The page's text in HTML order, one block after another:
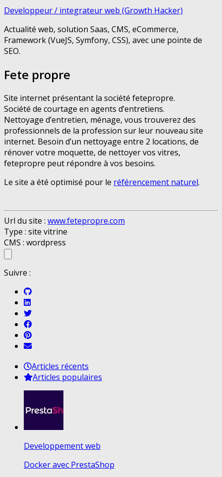
Developpeur / integrateur web (Growth Hacker)
Actualité web, solution Saas, CMS, eCommerce,
Framework (VueJS, Symfony, CSS), avec une pointe de
SEO.
Fete propre
Site internet présentant la société fetepropre.
Société de courtage en agents d’entretiens.
Nettoyage d’entretien, ménage, vous trouverez des
professionnels de la profession sur leur nouveau site
internet. Besoin d’un nettoyage entre 2 locations, de
rénover votre moquette, de nettoyer vos vitres,
fetepropre peut répondre à vos besoins.
Le site a été optimisé pour le référencement naturel.
Url du site : www.fetepropre.com
Type : site vitrine
CMS : wordpress
Suivre :
Articles récents
Articles populaires
Developpement web
Docker avec PrestaShop